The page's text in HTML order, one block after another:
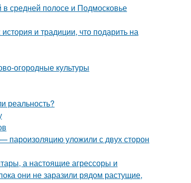
средней полосе и Подмосковье
и традиции, что подарить на
огородные культуры
реальность?
пароизоляцию уложили с двух сторон
а настоящие агрессоры и
они не заразили рядом растущие,